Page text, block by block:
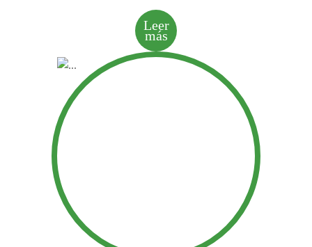
celebración de Semana Santa en su gimnasio institucional,
congregando a numerosos estudiantes, familias y miembros
de la comunidad educativa.
Leer
más